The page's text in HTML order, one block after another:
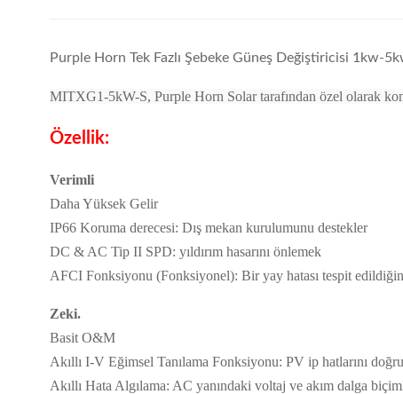
Purple Horn Tek Fazlı Şebeke Güneş Değiştiricisi 1kw-
MITXG1-5kW-S, Purple Horn Solar tarafından özel olarak
Özellik:
Verimli
Daha Yüksek Gelir
IP66 Koruma derecesi: Dış mekan kurulumunu destekler
DC & AC Tip II SPD: yıldırım hasarını önlemek
AFCI Fonksiyonu (Fonksiyonel): Bir yay hatası tespit
Zeki.
Basit O&M
Akıllı I-V Eğimsel Tanılama Fonksiyonu: PV ip hatlarını
Akıllı Hata Algılama: AC yanındaki voltaj ve akım dalga